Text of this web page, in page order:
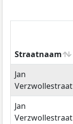
Straatnaam
Straatnaam
Jan
Verzwollestraat
Jan
Verzwollestraat